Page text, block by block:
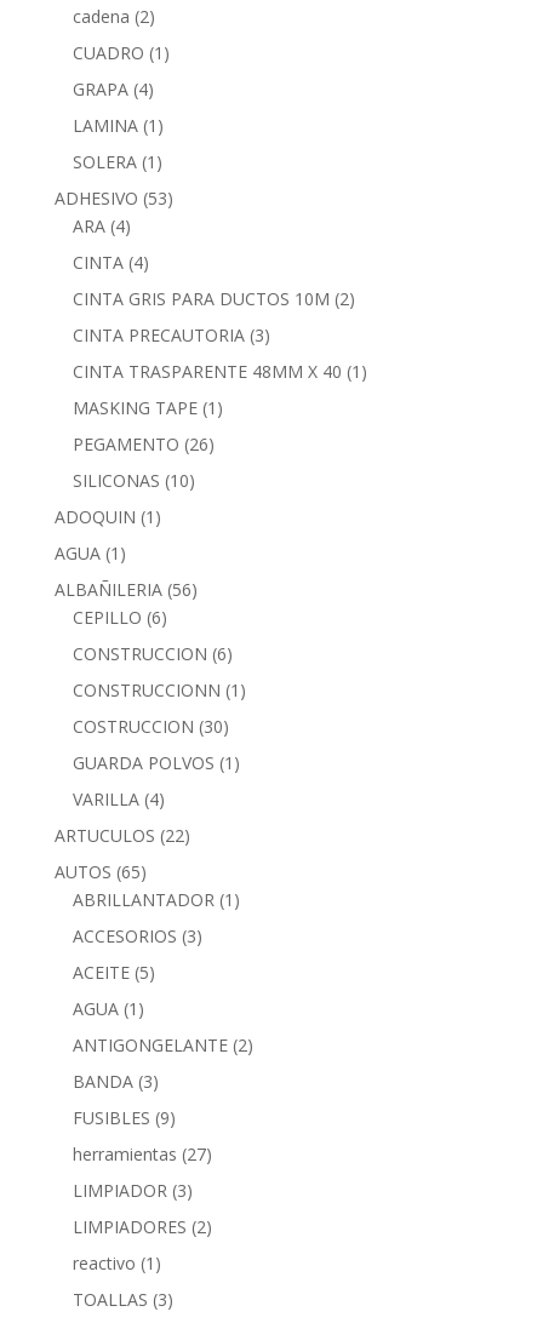
cadena (2)
CUADRO (1)
GRAPA (4)
LAMINA (1)
SOLERA (1)
ADHESIVO (53)
ARA (4)
CINTA (4)
CINTA GRIS PARA DUCTOS 10M (2)
CINTA PRECAUTORIA (3)
CINTA TRASPARENTE 48MM X 40 (1)
MASKING TAPE (1)
PEGAMENTO (26)
SILICONAS (10)
ADOQUIN (1)
AGUA (1)
ALBAÑILERIA (56)
CEPILLO (6)
CONSTRUCCION (6)
CONSTRUCCIONN (1)
COSTRUCCION (30)
GUARDA POLVOS (1)
VARILLA (4)
ARTUCULOS (22)
AUTOS (65)
ABRILLANTADOR (1)
ACCESORIOS (3)
ACEITE (5)
AGUA (1)
ANTIGONGELANTE (2)
BANDA (3)
FUSIBLES (9)
herramientas (27)
LIMPIADOR (3)
LIMPIADORES (2)
reactivo (1)
TOALLAS (3)